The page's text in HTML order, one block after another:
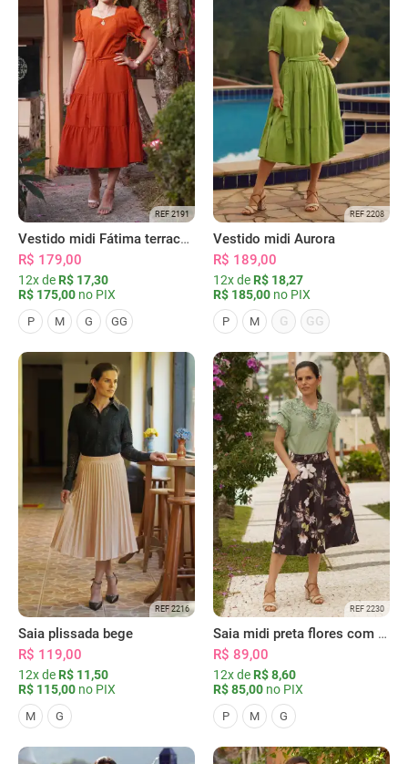
REF 2191
Vestido midi Fátima terracota
R$ 179,00
12x de R$ 17,30
R$ 175,00 no PIX
P M G GG
REF 2208
Vestido midi Aurora
R$ 189,00
12x de R$ 18,27
R$ 185,00 no PIX
P M G GG
REF 2216
Saia plissada bege
R$ 119,00
12x de R$ 11,50
R$ 115,00 no PIX
M G
REF 2230
Saia midi preta flores com bolsos
R$ 89,00
12x de R$ 8,60
R$ 85,00 no PIX
P M G